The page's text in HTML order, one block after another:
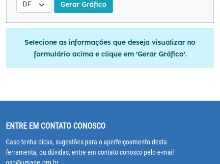
Gerar Gráfico
Selecione as informações que deseja visualizar no
formulário acima e clique em 'Gerar Gráfico'.
ENTRE EM CONTATO CONOSCO
Caso tenha dicas, sugestões para o aperfeiçoamento desta
ferramenta, ou dúvidas, entre em contato conosco pelo e-mail